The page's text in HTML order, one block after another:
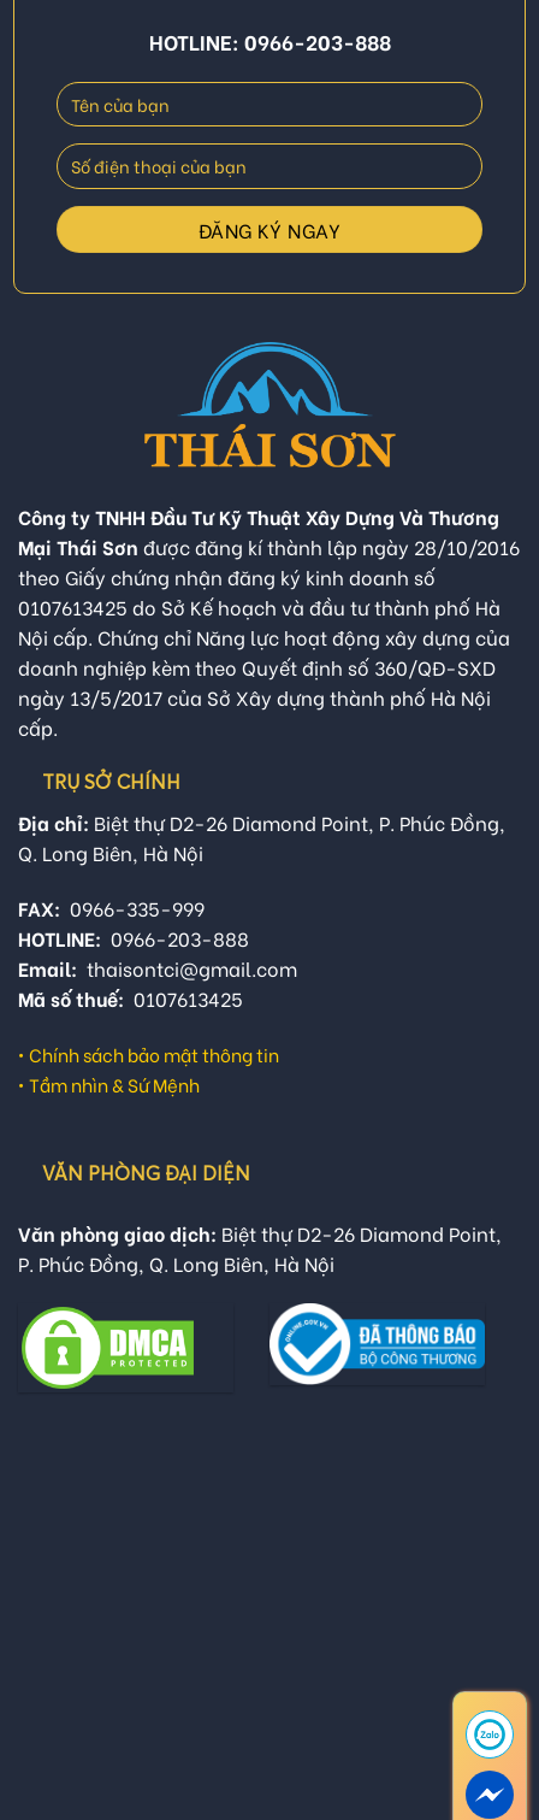
HOTLINE: 0966-203-888
Công ty TNHH Đầu Tư Kỹ Thuật Xây Dựng Và Thương
Mại Thái Sơn được đăng kí thành lập ngày 28/10/2016
theo Giấy chứng nhận đăng ký kinh doanh số
0107613425 do Sở Kế hoạch và đầu tư thành phố Hà
Nội cấp. Chứng chỉ Năng lực hoạt động xây dựng của
doanh nghiệp kèm theo Quyết định số 360/QĐ-SXD
ngày 13/5/2017 của Sở Xây dựng thành phố Hà Nội
cấp.
TRỤ SỞ CHÍNH
Địa chỉ: Biệt thự D2-26 Diamond Point, P. Phúc Đồng,
Q. Long Biên, Hà Nội
FAX: 0966-335-999
HOTLINE: 0966-203-888
Email: thaisontci@gmail.com
Mã số thuế: 0107613425
• Chính sách bảo mật thông tin
• Tầm nhìn & Sứ Mệnh
VĂN PHÒNG ĐẠI DIỆN
Văn phòng giao dịch: Biệt thự D2-26 Diamond Point,
P. Phúc Đồng, Q. Long Biên, Hà Nội